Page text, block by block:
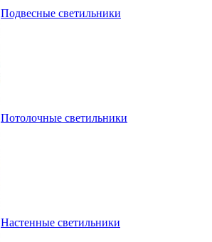
Подвесные светильники
Потолочные светильники
Настенные светильники